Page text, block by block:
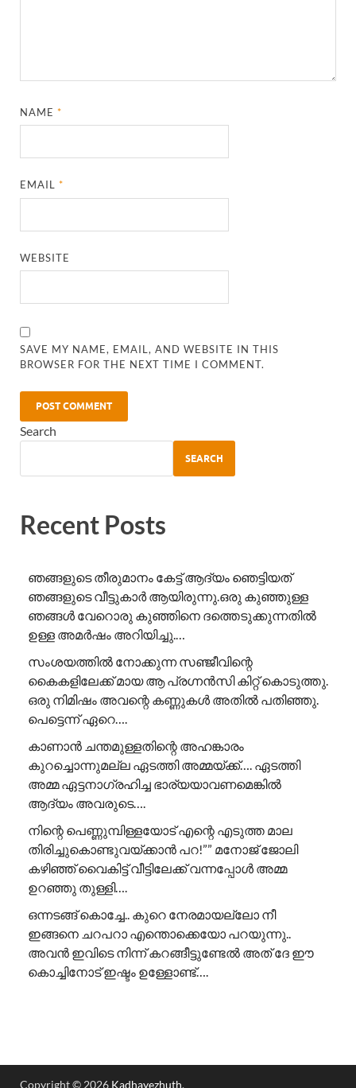
NAME*
EMAIL*
WEBSITE
SAVE MY NAME, EMAIL, AND WEBSITE IN THIS
BROWSER FOR THE NEXT TIME I COMMENT.
Search
SEARCH
Recent Posts
ഞങ്ങളുടെ തീരുമാനം കേട്ട് ആദ്യം ഞെട്ടിയത്
ഞങ്ങളുടെ വീട്ടുകാർ ആയിരുന്നു.ഒരു കുഞ്ഞുള്ള
ഞങ്ങൾ വേറൊരു കുഞ്ഞിനെ ദത്തെടുക്കുന്നതിൽ
ഉള്ള അമർഷം അറിയിച്ചു.…
സംശയത്തിൽ നോക്കുന്ന സഞ്ജീവിന്റെ
കൈകളിലേക്ക് മായ ആ പ്രഗ്നൻസി കിറ്റ് കൊടുത്തു.
ഒരു നിമിഷം അവന്റെ കണ്ണുകൾ അതിൽ പതിഞ്ഞു.
പെട്ടെന്ന് ഏറെ….
കാണാൻ ചന്തമുള്ളതിന്റെ അഹങ്കാരം
കുറച്ചൊന്നുമല്ല ഏടത്തി അമ്മയ്ക്ക്…. ഏടത്തി
അമ്മ ഏട്ടനാഗ്രഹിച്ച ഭാര്യയാവണമെങ്കിൽ
ആദ്യം അവരുടെ….
നിന്റെ പെണ്ണുമ്പിള്ളയോട് എന്റെ എടുത്ത മാല
തിരിച്ചുകൊണ്ടുവയ്ക്കാൻ പറ!”” ​മനോജ് ജോലി
കഴിഞ്ഞ് വൈകിട്ട് വീട്ടിലേക്ക് വന്നപ്പോൾ അമ്മ
ഉറഞ്ഞു തുള്ളി….
ഒന്നടങ്ങ് കൊച്ചേ.. കുറെ നേരമായല്ലോ നീ
ഇങ്ങനെ ചറപറാ എന്തൊക്കെയോ പറയുന്നു..
അവൻ ഇവിടെ നിന്ന് കറങ്ങീട്ടുണ്ടേൽ അത് ദേ ഈ
കൊച്ചിനോട് ഇഷ്ടം ഉള്ളോണ്ട്….
Copyright © 2026 Kadhayezhuth.